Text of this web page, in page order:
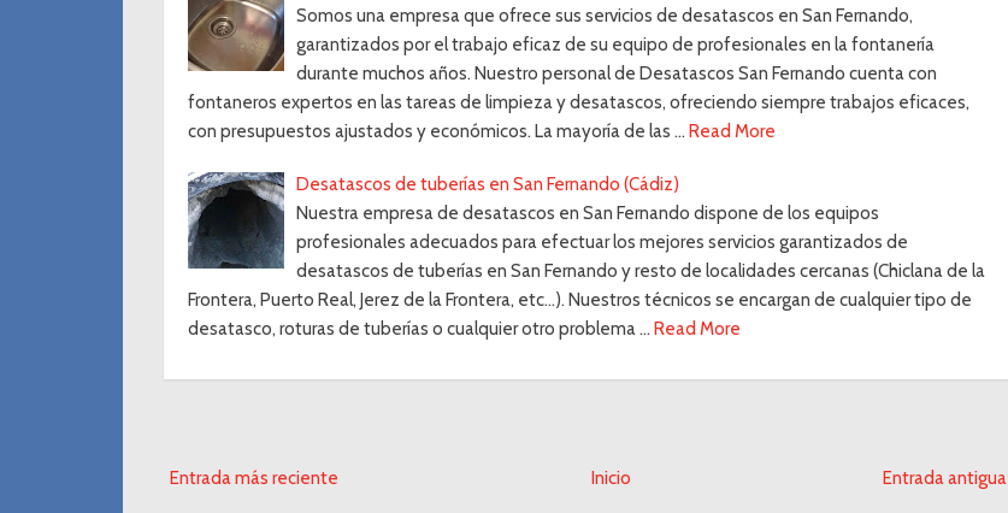
Somos una empresa que ofrece sus servicios de desatascos en San Fernando,
garantizados por el trabajo eficaz de su equipo de profesionales en la fontanería
durante muchos años. Nuestro personal de Desatascos San Fernando cuenta con
fontaneros expertos en las tareas de limpieza y desatascos, ofreciendo siempre trabajos eficaces,
con presupuestos ajustados y económicos. La mayoría de las … Read More
Desatascos de tuberías en San Fernando (Cádiz)
Nuestra empresa de desatascos en San Fernando dispone de los equipos
profesionales adecuados para efectuar los mejores servicios garantizados de
desatascos de tuberías en San Fernando y resto de localidades cercanas (Chiclana de la
Frontera, Puerto Real, Jerez de la Frontera, etc...). Nuestros técnicos se encargan de cualquier tipo de
desatasco, roturas de tuberías o cualquier otro problema … Read More
Entrada más reciente Entrada antigua
Inicio